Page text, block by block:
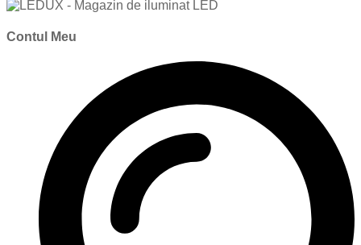
Contul Meu